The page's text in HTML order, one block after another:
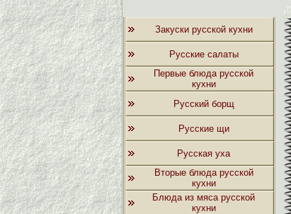
Закуски русской кухни
Русские салаты
Первые блюда русской
кухни
Русский борщ
Русские щи
Русская уха
Вторые блюда русской
кухни
Блюда из мяса русской
кухни